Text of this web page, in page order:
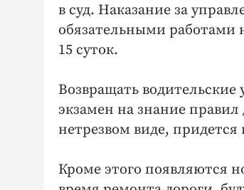
в суд. Наказание за
обязательными работами
15 суток.
Возвращать водительские
экзамен на знание
нетрезвом виде,
Кроме этого появляются